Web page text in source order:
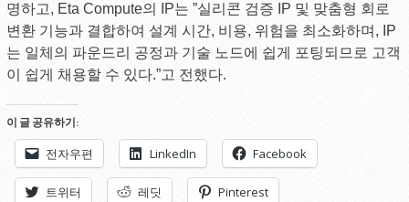
명하고, Eta Compute의 IP는 ”실리콘 검증 IP 및 맞춤형 회로
변환 기능과 결합하여 설계 시간, 비용, 위험을 최소화하며, IP
는 일체의 파운드리 공정과 기술 노드에 쉽게 포팅되므로 고객
이 쉽게 채용할 수 있다.”고 전했다.
이 글 공유하기:
전자우편 LinkedIn Facebook
트위터 레딧 Pinterest